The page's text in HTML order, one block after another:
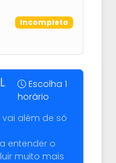
Incompleto
Escolha 1
horário
além de só
entender o
muito mais